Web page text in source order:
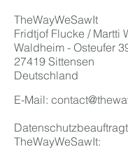
TheWayWeSawIt
Fridtjof Flucke / Martti
Waldheim - Osteufer
27419 Sittensen
Deutschland
E-Mail:
TheWayWeSawIt: